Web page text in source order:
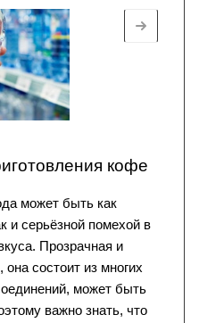
кофе
может быть как
и серьёзной помехой в
Прозрачная и
состоит из многих
может быть
важно знать, что